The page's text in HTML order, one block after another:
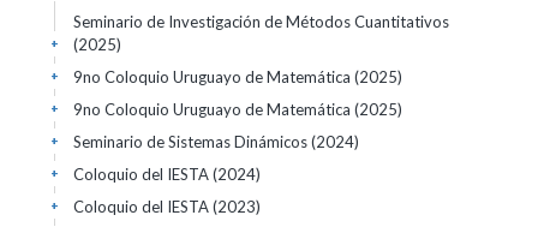
Seminario de Investigación de Métodos Cuantitativos
(2025)
+
9no Coloquio Uruguayo de Matemática (2025)
+
9no Coloquio Uruguayo de Matemática (2025)
+
Seminario de Sistemas Dinámicos(2024)
+
Coloquio del IESTA(2024)
+
Coloquio del IESTA(2023)
+